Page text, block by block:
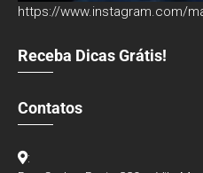
https://www.instagram.com/
Receba Dicas Grátis!
Contatos
: